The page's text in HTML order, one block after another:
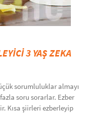
3 YAŞ ZEKA
sorumluluklar almayı
soru sorarlar. Ezber
Kısa şiirleri ezberleyip